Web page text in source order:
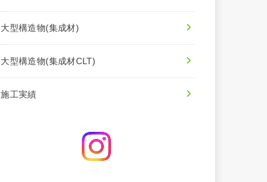
大型構造物(集成材)
大型構造物(集成材CLT)
施工実績